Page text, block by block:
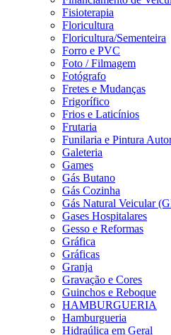
Fisioterapia
Floricultura
Floricultura/Sementeira
Forro e PVC
Foto / Filmagem
Fotógrafo
Fretes e Mudanças
Frigorífico
Frios e Laticínios
Frutaria
Funilaria e Pintura
Galeteria
Games
Gás Butano
Gás Cozinha
Gás Natural Veicular
Gases Hospitalares
Gesso e Reformas
Gráfica
Gráficas
Granja
Gravação e Cores
Guinchos e Reboque
HAMBURGUERIA
Hamburgueria
Hidraúlica em Geral